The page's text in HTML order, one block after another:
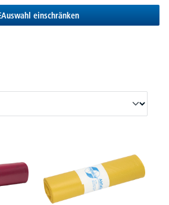
Auswahl einschränken